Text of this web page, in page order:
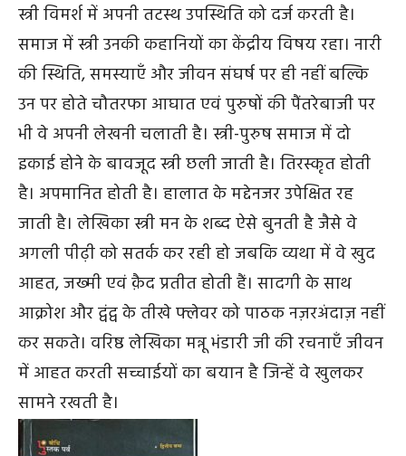
स्त्री विमर्श में अपनी तटस्थ उपस्थिति को दर्ज करती है।
समाज में स्त्री उनकी कहानियों का केंद्रीय विषय रहा। नारी
की स्थिति, समस्याएँ और जीवन संघर्ष पर ही नहीं बल्कि
उन पर होते चौतरफा आघात एवं पुरुषों की पैंतरेबाजी पर
भी वे अपनी लेखनी चलाती है। स्त्री-पुरुष समाज में दो
इकाई होने के बावजूद स्त्री छली जाती है। तिरस्कृत होती
है। अपमानित होती है। हालात के मद्देनजर उपेक्षित रह
जाती है। लेखिका स्त्री मन के शब्द ऐसे बुनती है जैसे वे
अगली पीढ़ी को सतर्क कर रही हो जबकि व्यथा में वे खुद
आहत, जख्मी एवं क़ैद प्रतीत होती हैं। सादगी के साथ
आक्रोश और द्वंद्व के तीखे फ्लेवर को पाठक नज़रअंदाज़ नहीं
कर सकते। वरिष्ठ लेखिका मन्नू भंडारी जी की रचनाएँ जीवन
में आहत करती सच्चाईयों का बयान है जिन्हें वे खुलकर
सामने रखती है।